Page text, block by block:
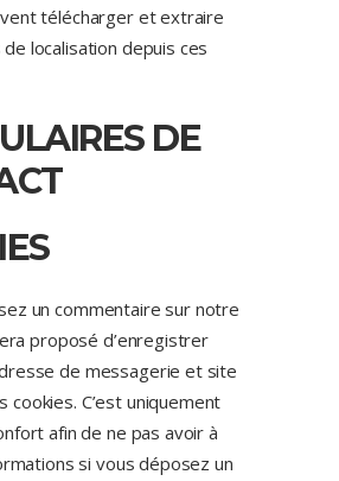
télécharger et extraire
localisation depuis ces
DE
un commentaire sur notre
proposé d’enregistrer
de messagerie et site
cookies. C’est uniquement
afin de ne pas avoir à
si vous déposez un